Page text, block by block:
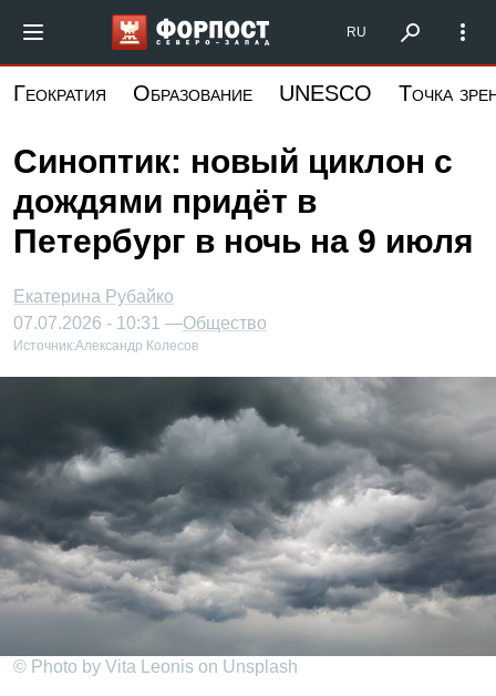
основному
Форпост Северо-Запад
RU
Геократия Образование UNESCO Точка
Синоптик: новый циклон с
дождями придёт в
Петербург в ночь на 9 июля
Екатерина Рубайко
07.07.2026 - 10:31 —Общество
Источник:Александр Колесов
© Photo by Vita Leonis on Unsplash